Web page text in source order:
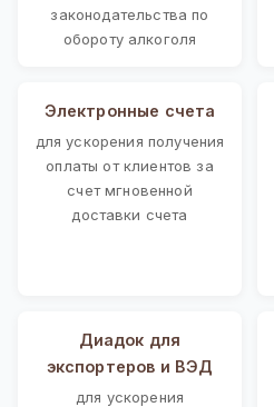
законодательства по
обороту алкоголя
Электронные счета
для ускорения получения
оплаты от клиентов за
счет мгновенной
доставки счета
Диадок для
экспортеров и ВЭД
для ускорения